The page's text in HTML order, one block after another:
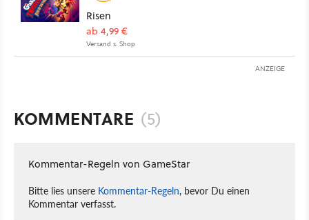
Risen
ab 4,99 €
Versand s. Shop
ANZEIGE
KOMMENTARE (5)
Kommentar-Regeln von GameStar
Bitte lies unsere Kommentar-Regeln, bevor Du einen
Kommentar verfasst.